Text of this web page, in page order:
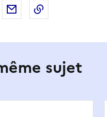
X
Partager sur LinkedIn
Partager par email
Copier le lien
sujet